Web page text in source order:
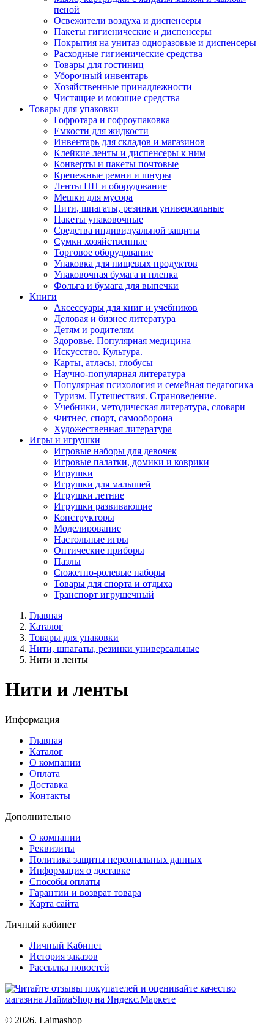
пеной
Освежители воздуха и диспенсеры
Пакеты гигиенические и диспенсеры
Покрытия на унитаз одноразовые и диспенсеры
Расходные гигиенические средства
Товары для гостиниц
Уборочный инвентарь
Хозяйственные принадлежности
Чистящие и моющие средства
Товары для упаковки
Гофротара и гофроупаковка
Емкости для жидкости
Инвентарь для складов и магазинов
Клейкие ленты и диспенсеры к ним
Конверты и пакеты почтовые
Крепежные ремни и шнуры
Ленты ПП и оборудование
Мешки для мусора
Нити, шпагаты, резинки универсальные
Пакеты упаковочные
Средства индивидуальной защиты
Сумки хозяйственные
Торговое оборудование
Упаковка для пищевых продуктов
Упаковочная бумага и пленка
Фольга и бумага для выпечки
Книги
Аксессуары для книг и учебников
Деловая и бизнес литература
Детям и родителям
Здоровье. Популярная медицина
Искусство. Культура.
Карты, атласы, глобусы
Научно-популярная литература
Популярная психология и семейная педагогика
Туризм. Путешествия. Страноведение.
Учебники, методическая литература, словари
Фитнес, спорт, самооборона
Художественная литература
Игры и игрушки
Игровые наборы для девочек
Игровые палатки, домики и коврики
Игрушки
Игрушки для малышей
Игрушки летние
Игрушки развивающие
Конструкторы
Моделирование
Настольные игры
Оптические приборы
Пазлы
Сюжетно-ролевые наборы
Товары для спорта и отдыха
Транспорт игрушечный
Главная
Каталог
Товары для упаковки
Нити, шпагаты, резинки универсальные
Нити и ленты
Нити и ленты
Информация
Главная
Каталог
О компании
Оплата
Доставка
Контакты
Дополнительно
О компании
Реквизиты
Политика защиты персональных данных
Информация о доставке
Способы оплаты
Гарантии и возврат товара
Карта сайта
Личный кабинет
Личный Кабинет
История заказов
Рассылка новостей
© 2026. Laimashop